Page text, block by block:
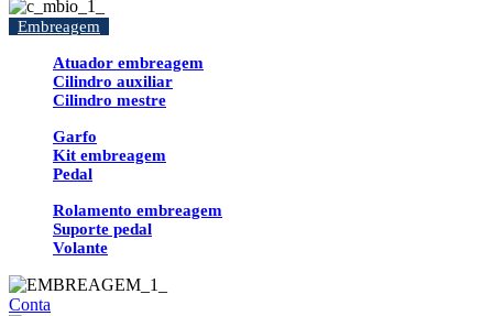
Embreagem
Atuador embreagem
Cilindro auxiliar
Cilindro mestre
Garfo
Kit embreagem
Pedal
Rolamento embreagem
Suporte pedal
Volante
Conta